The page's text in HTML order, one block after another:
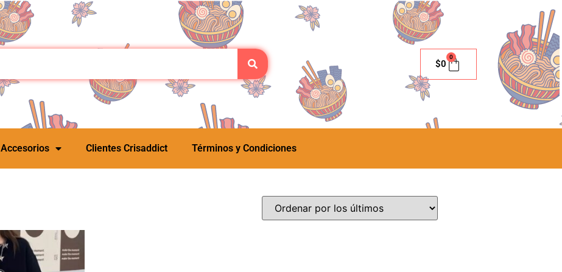
$0
0
Accesorios Clientes Crisaddict Términos y Condiciones